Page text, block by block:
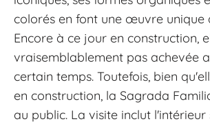
colorés en font une œuvre unique
Encore à ce jour en construction,
vraisemblablement pas achevée
certain temps. Toutefois, bien
en construction, la Sagrada
au public. La visite inclut